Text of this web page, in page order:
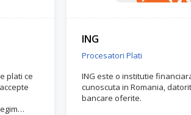
plati ce
ING
Procesatori Plati
ING este o institutie
cunoscuta in Romania,
bancare oferite.